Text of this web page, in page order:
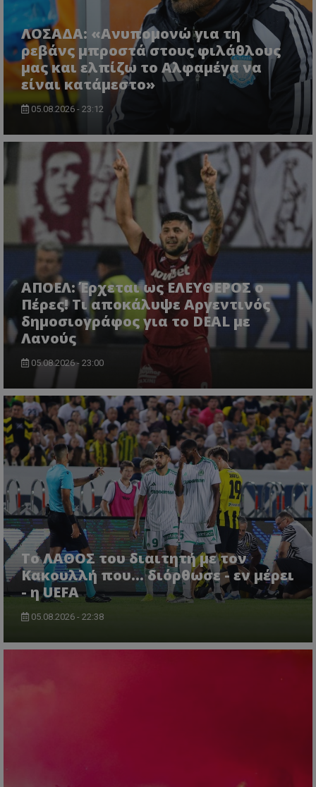
ΛΟΣΑΔΑ: «Ανυπομονώ για τη
ρεβάνς μπροστά στους φιλάθλους
μας και ελπίζω το Αλφαμέγα να
είναι κατάμεστο»
05.08.2026 - 23:12
ΑΠΟΕΛ: Έρχεται ως ΕΛΕΥΘΕΡΟΣ ο
Πέρες! Τι αποκάλυψε Αργεντινός
δημοσιογράφος για το DEAL με
Λανούς
05.08.2026 - 23:00
Το ΛΑΘΟΣ του διαιτητή με τον
Κακουλλή που... διόρθωσε - εν μέρει
- η UEFA
05.08.2026 - 22:38